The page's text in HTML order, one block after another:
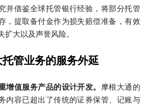
并借鉴全球托管银行经验，将部分托管
，提取备付金作为损失赔偿准备，有效
扩大以及声誉风险。
管业务的服务外延
增值服务产品的设计开发。 摩根大通的
内容已超出了传统的证券保管、记账与